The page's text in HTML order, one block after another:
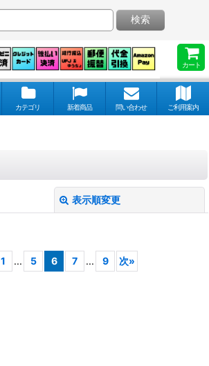
カート
検索
カテゴリ 新着商品 問い合わせ ご利用案内
表示順変更
1 ... 5 6 7 ... 9 次»